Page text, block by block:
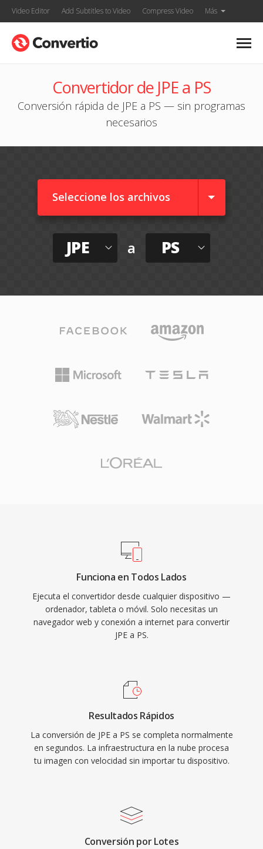
Video Editor Add Subtitles to Video Compress Video Más
Convertidor de JPE a PS
Conversión rápida de JPE a PS — sin programas
necesarios
Seleccione los archivos
JPE a PS
Funciona en Todos Lados
Ejecuta el convertidor desde cualquier dispositivo —
ordenador, tableta o móvil. Solo necesitas un
navegador web y conexión a internet para convertir
JPE a PS.
Resultados Rápidos
La conversión de JPE a PS se completa normalmente
en segundos. La infraestructura en la nube procesa
tu imagen con velocidad sin importar tu dispositivo.
Conversión por Lotes